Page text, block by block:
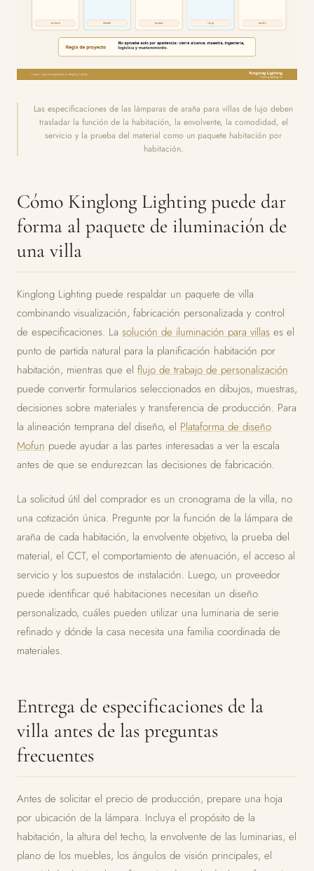
Las especificaciones de las lámparas de araña para villas de lujo deben
trasladar la función de la habitación, la envolvente, la comodidad, el
servicio y la prueba del material como un paquete habitación por
habitación.
Cómo Kinglong Lighting puede dar
forma al paquete de iluminación de
una villa
Kinglong Lighting puede respaldar un paquete de villa
combinando visualización, fabricación personalizada y control
de especificaciones. La solución de iluminación para villas es el
punto de partida natural para la planificación habitación por
habitación, mientras que el flujo de trabajo de personalización
puede convertir formularios seleccionados en dibujos, muestras,
decisiones sobre materiales y transferencia de producción. Para
la alineación temprana del diseño, el Plataforma de diseño
Mofun puede ayudar a las partes interesadas a ver la escala
antes de que se endurezcan las decisiones de fabricación.
La solicitud útil del comprador es un cronograma de la villa, no
una cotización única. Pregunte por la función de la lámpara de
araña de cada habitación, la envolvente objetivo, la prueba del
material, el CCT, el comportamiento de atenuación, el acceso al
servicio y los supuestos de instalación. Luego, un proveedor
puede identificar qué habitaciones necesitan un diseño
personalizado, cuáles pueden utilizar una luminaria de serie
refinado y dónde la casa necesita una familia coordinada de
materiales.
Entrega de especificaciones de la
villa antes de las preguntas
frecuentes
Antes de solicitar el precio de producción, prepare una hoja
por ubicación de la lámpara. Incluya el propósito de la
habitación, la altura del techo, la envolvente de las luminarias, el
plano de los muebles, los ángulos de visión principales, el